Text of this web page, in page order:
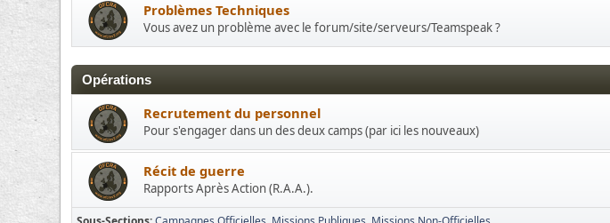
Problèmes Techniques
Vous avez un problème avec le forum/site/serveurs/Teamspeak ?
Opérations
Recrutement du personnel
Pour s'engager dans un des deux camps (par ici les nouveaux)
Récit de guerre
Rapports Après Action (R.A.A.).